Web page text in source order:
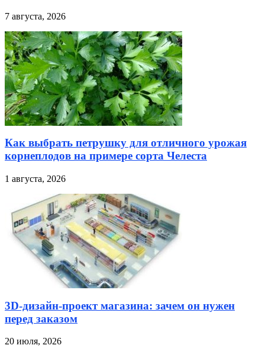
7 августа, 2026
Как выбрать петрушку для отличного урожая
корнеплодов на примере сорта Челеста
1 августа, 2026
3D-дизайн-проект магазина: зачем он нужен
перед заказом
20 июля, 2026